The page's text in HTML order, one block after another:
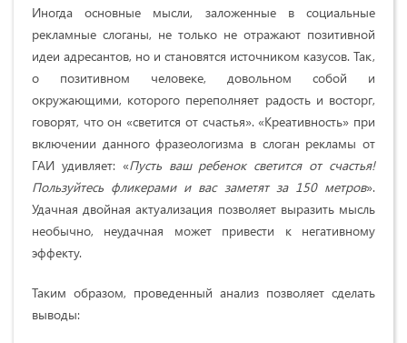
Иногда основные мысли, заложенные в социальные
рекламные слоганы, не только не отражают позитивной
идеи адресантов, но и становятся источником казусов. Так,
о позитивном человеке, довольном собой и
окружающими, которого переполняет радость и восторг,
говорят, что он «светится от счастья». «Креативность» при
включении данного фразеологизма в слоган рекламы от
ГАИ удивляет: «Пусть ваш ребенок светится от счастья!
Пользуйтесь фликерами и вас заметят за 150 метров».
Удачная двойная актуализация позволяет выразить мысль
необычно, неудачная может привести к негативному
эффекту.
Таким образом, проведенный анализ позволяет сделать
выводы: